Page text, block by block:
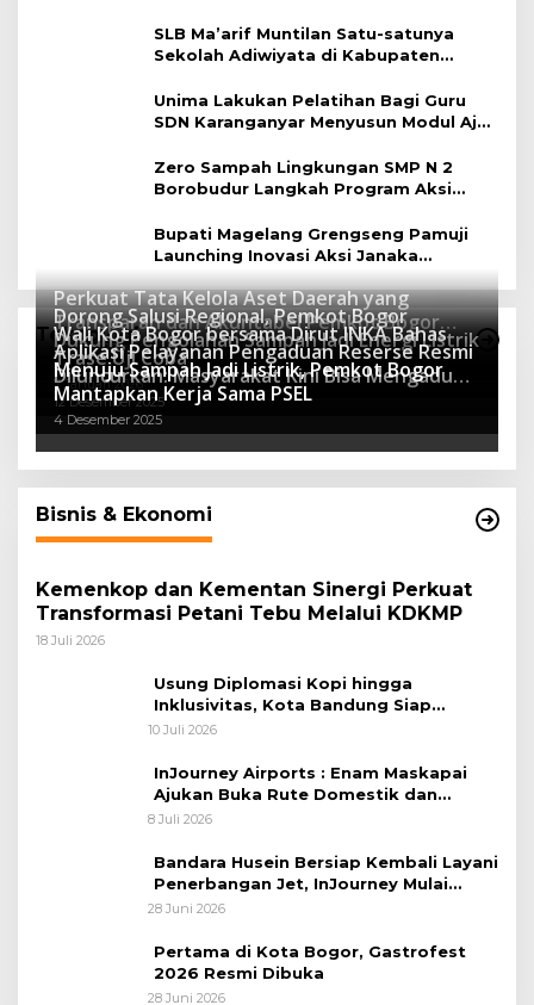
SLB Ma’arif Muntilan Satu-satunya
Sekolah Adiwiyata di Kabupaten
Unima Lakukan Pelatihan Bagi Guru
SDN Karanganyar Menyusun Modul Ajar
Zero Sampah Lingkungan SMP N 2
Borobudur Langkah Program Aksi
Bupati Magelang Grengseng Pamuji
Launching Inovasi Aksi Janaka
Program Sekolah Adiwiyata
Teknologi
Perkuat Tata Kelola Aset Daerah yang
Transparan dan Akuntabel Pemkot Bogor
Luncurkan SIMASDA
8 Juli 2026
Dorong Salusi Regional, Pemkot Bogor
Dukung Pengolahan Sampah Jadi Energi Listrik
8 April 2026
Wali Kota Bogor bersama Dirut INKA Bahas
Trase Uji Coba
7 Januari 2026
Aplikasi Pelayanan Pengaduan Reserse Resmi
Diluncurkan: Masyarakat Kini Bisa Mengadu
Lebih Cepat, Mudah, dan Terintegrasi
12 Desember 2025
Menuju Sampah Jadi Listrik, Pemkot Bogor
Mantapkan Kerja Sama PSEL
4 Desember 2025
Bisnis & Ekonomi
Kemenkop dan Kementan Sinergi Perkuat
Transformasi Petani Tebu Melalui KDKMP
18 Juli 2026
Usung Diplomasi Kopi hingga
Inklusivitas, Kota Bandung Siap
Sambut 25 Duta Besar di Festival Asia
10 Juli 2026
InJourney Airports : Enam Maskapai
Ajukan Buka Rute Domestik dan
Internasional dari Bandara Husein
8 Juli 2026
Bandara Husein Bersiap Kembali Layani
Penerbangan Jet, InJourney Mulai
Tahap Optimalisasi
28 Juni 2026
Pertama di Kota Bogor, Gastrofest
2026 Resmi Dibuka
28 Juni 2026